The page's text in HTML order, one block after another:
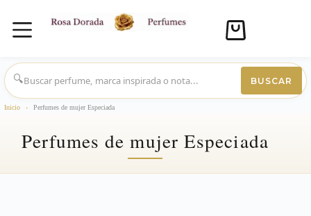
Saltar
al
contenido
Carro
compra
🔍
BUSCAR
Inicio › Perfumes de mujer Especiada
Perfumes de mujer Especiada